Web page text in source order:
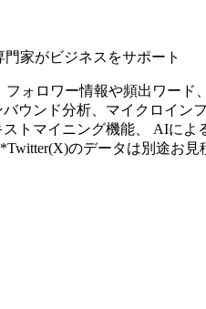
家がビジネスをサポート
ォロワー情報や頻出ワー
ウンド分析、マイクロイ
トマイニング機能、 AIに
のデータは別途お見